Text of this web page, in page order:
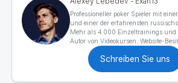
Professioneller poker Spieler mit
und einer der erfahrensten
Mehr als 4.000 Einzeltrainings und
Autor von Videokursen. Website-
Schreiben Sie uns